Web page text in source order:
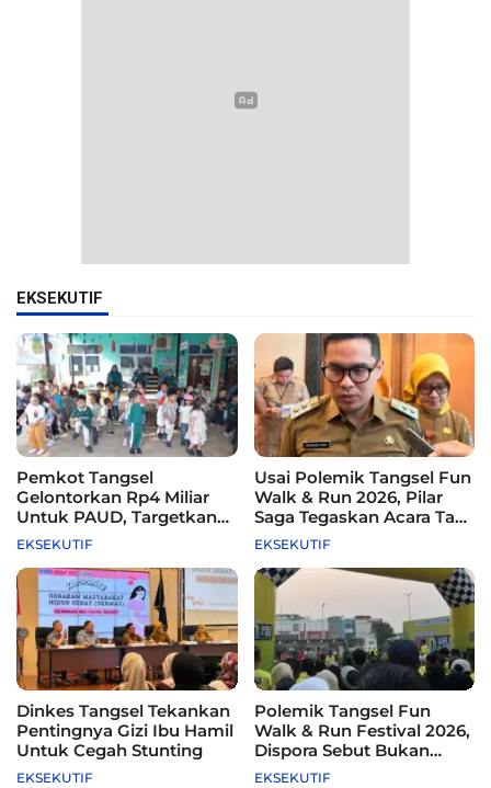
EKSEKUTIF
Pemkot Tangsel
Gelontorkan Rp4 Miliar
Untuk PAUD, Targetkan
115 Sekolah
EKSEKUTIF
Usai Polemik Tangsel Fun
Walk & Run 2026, Pilar
Saga Tegaskan Acara Tak
Difasilitasi Pemkot
EKSEKUTIF
Dinkes Tangsel Tekankan
Pentingnya Gizi Ibu Hamil
Untuk Cegah Stunting
EKSEKUTIF
Polemik Tangsel Fun
Walk & Run Festival 2026,
Dispora Sebut Bukan
Agenda Pemkot
EKSEKUTIF